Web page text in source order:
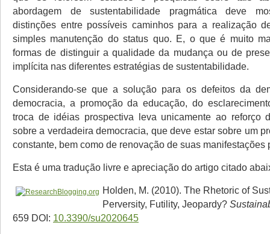
abordagem de sustentabilidade pragmática deve
distinções entre possíveis caminhos para a realização
simples manutenção do status quo. E, o que é muito
formas de distinguir a qualidade da mudança ou de
implícita nas diferentes estratégias de sustentabilidade.
Considerando-se que a solução para os defeitos da
democracia, a promoção da educação, do
troca de idéias prospectiva leva unicamente ao reforço
sobre a verdadeira democracia, que deve estar sobre um
constante, bem como de renovação de suas manifestações
Esta é uma tradução livre e apreciação do artigo citado
Holden, M. (2010). The Rhetoric of
Perversity, Futility, Jeopardy?
659 DOI: 10.3390/su2020645